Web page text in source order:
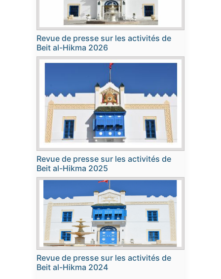
Revue de presse sur les activités de
Beit al-Hikma 2026
Revue de presse sur les activités de
Beit al-Hikma 2025
Revue de presse sur les activités de
Beit al-Hikma 2024